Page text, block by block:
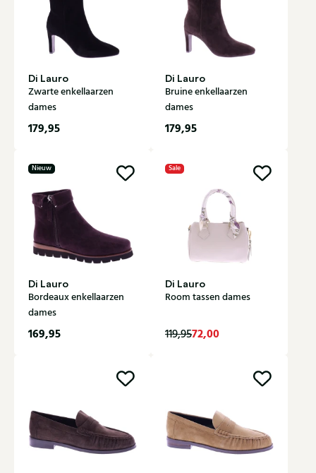
Di Lauro
Zwarte enkellaarzen
dames
179,95
Di Lauro
Bruine enkellaarzen
dames
179,95
Nieuw
Di Lauro
Bordeaux enkellaarzen
dames
169,95
Sale
Di Lauro
Room tassen dames
119,9572,00